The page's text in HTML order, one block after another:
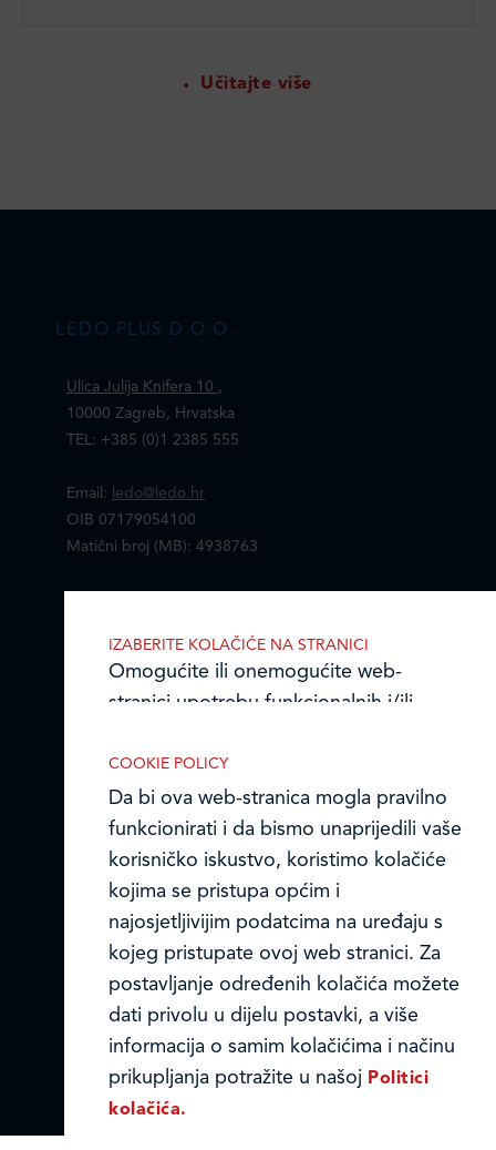
Učitajte više
LEDO PLUS D.O.O.
Ulica Julija Knifera 10 ,
10000 Zagreb, Hrvatska
TEL: +385 (0)1 2385 555
Email:
ledo@ledo.hr
OIB 07179054100
Matični broj (MB): 4938763
Prodajni centri
Ledo u inozemstvu
Online formular
Privacy notice and Cookies
© LEDO plus d.o.o. 2026.
COOKIE POLICY
Da bi ova web-stranica mogla pravilno
funkcionirati i da bismo unaprijedili vaše
korisničko iskustvo, koristimo kolačiće
kojima se pristupa općim i
najosjetljivijim podatcima na uređaju s
kojeg pristupate ovoj web stranici. Za
postavljanje određenih kolačića možete
dati privolu u dijelu postavki, a više
informacija o samim kolačićima i načinu
prikupljanja potražite u našoj Politici
kolačića.
IZABERITE KOLAČIĆE NA STRANICI
Omogućite ili onemogućite web-
stranici upotrebu funkcionalnih i/ili
Nužni (tehnički) kolačići
Nužni kolačići omogućuju osnovne
funkcionalnosti. Bez ovih kolačića, web-
stranica ne može pravilno funkcionirati,
a isključiti ih možete mijenjanjem
postavki u svome web-pregledniku.